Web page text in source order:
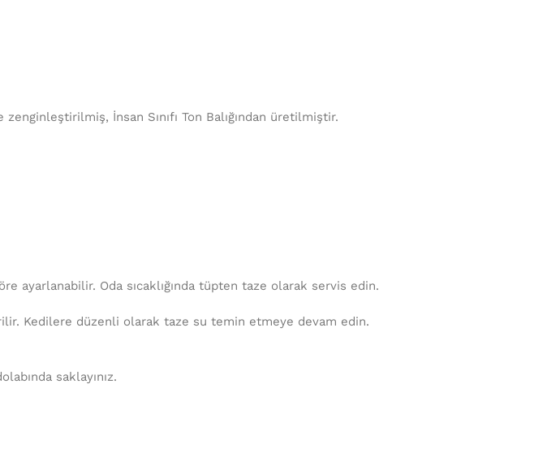
İnsan Sınıfı Ton Balığından üretilmiştir.
ayarlanabilir. Oda sıcaklığında tüpten taze olarak servis edin.
Kedilere düzenli olarak taze su temin etmeye devam edin.
saklayınız.